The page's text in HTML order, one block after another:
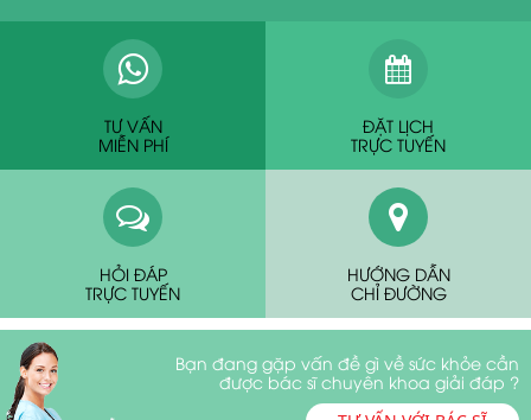
TƯ VẤN
MIỄN PHÍ
ĐẶT LỊCH
TRỰC TUYẾN
HỎI ĐÁP
TRỰC TUYẾN
HƯỚNG DẪN
CHỈ ĐƯỜNG
Bạn đang gặp vấn đề gì về sức khỏe cần
được bác sĩ chuyên khoa giải đáp ?